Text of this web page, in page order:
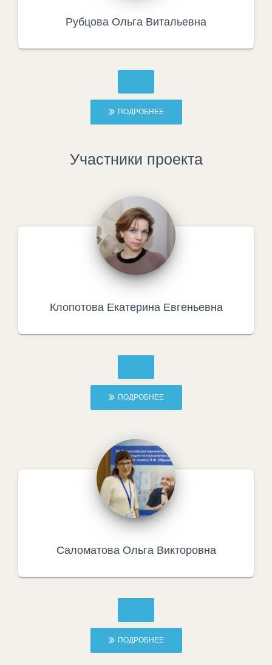
Рубцова Ольга Витальевна
ПОДРОБНЕЕ
Участники проекта
Клопотова Екатерина Евгеньевна
ПОДРОБНЕЕ
Саломатова Ольга Викторовна
ПОДРОБНЕЕ